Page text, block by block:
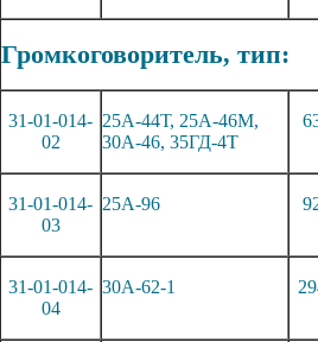
Громкоговоритель, тип:
31-01-014-
02
25А-44Т, 25А-46М,
30А-46, 35ГД-4Т
6
31-01-014-
03
25А-96 9
31-01-014-
04
30А-62-1 29